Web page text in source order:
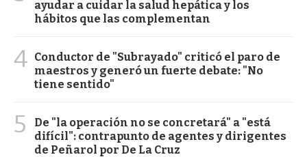
ayudar a cuidar la salud hepática y los
hábitos que las complementan
4 Conductor de "Subrayado" criticó el paro de
maestros y generó un fuerte debate: "No
tiene sentido"
5
De "la operación no se concretará" a "está
difícil": contrapunto de agentes y dirigentes
de Peñarol por De La Cruz